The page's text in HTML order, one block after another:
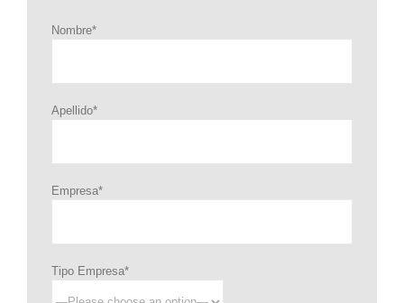
Nombre*
Apellido*
Empresa*
Tipo Empresa*